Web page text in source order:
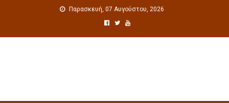
Παρασκευή, 07 Αυγούστου, 2026